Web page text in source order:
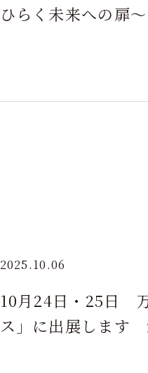
ひらく未来への扉
2025.10.06
10月24日・25日
ス」に出展します